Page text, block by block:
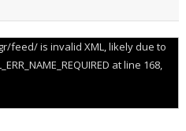
feed/ is invalid XML, likely due to
at line 168,